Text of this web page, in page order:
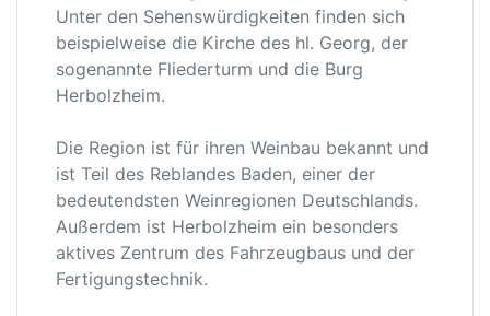
Unter den Sehenswürdigkeiten finden sich
beispielweise die Kirche des hl. Georg, der
sogenannte Fliederturm und die Burg
Herbolzheim.
Die Region ist für ihren Weinbau bekannt und
ist Teil des Reblandes Baden, einer der
bedeutendsten Weinregionen Deutschlands.
Außerdem ist Herbolzheim ein besonders
aktives Zentrum des Fahrzeugbaus und der
Fertigungstechnik.